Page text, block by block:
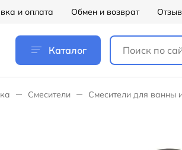
и оплата Обмен и возврат
Каталог
Смесители Смесители для ванны